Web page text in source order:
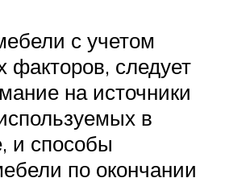
с учетом
факторов, следует
на источники
в
и способы
по окончании